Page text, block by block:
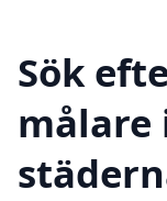
Sök
målare